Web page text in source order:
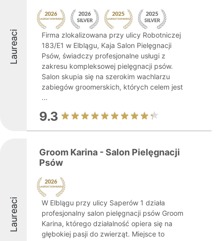
Laureaci
Firma zlokalizowana przy ulicy Robotniczej
183/E1 w Elblągu, Kaja Salon Pielęgnacji
Psów, świadczy profesjonalne usługi z
zakresu kompleksowej pielęgnacji psów.
Salon skupia się na szerokim wachlarzu
zabiegów groomerskich, których celem jest
...
9.3
Laureaci
Groom Karina - Salon Pielęgnacji
Psów
W Elblągu przy ulicy Saperów 1 działa
profesjonalny salon pielęgnacji psów Groom
Karina, którego działalność opiera się na
głębokiej pasji do zwierząt. Miejsce to